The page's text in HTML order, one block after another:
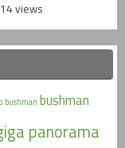
views
bushman bushman
panorama